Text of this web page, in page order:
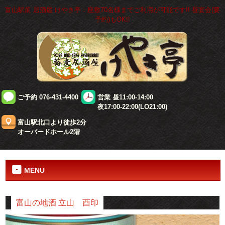
富山駅前 居酒屋 けやき亭：座敷70名様までご利用が可能です!! 昼宴会(要
予約)もOK!!
ご予約 076-431-4400
営業 昼11:00-14:00
夜17:00-22:00(LO21:00)
富山駅北口より徒歩2分
オーバードホール2階
MENU
富山の地酒 立山 酉印